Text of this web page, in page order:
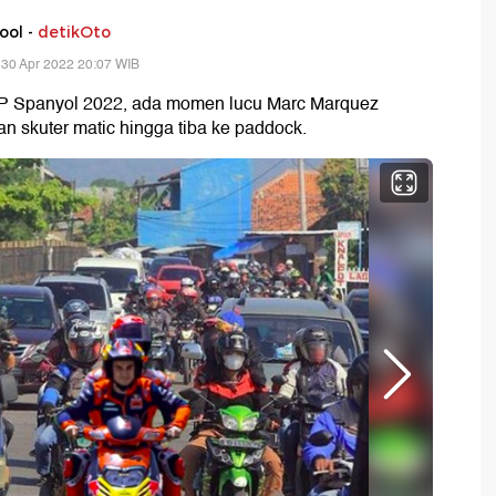
- detikOto
Apr 2022 20:07 WIB
2022, ada momen lucu Marc Marquez
skuter matic hingga tiba ke paddock.